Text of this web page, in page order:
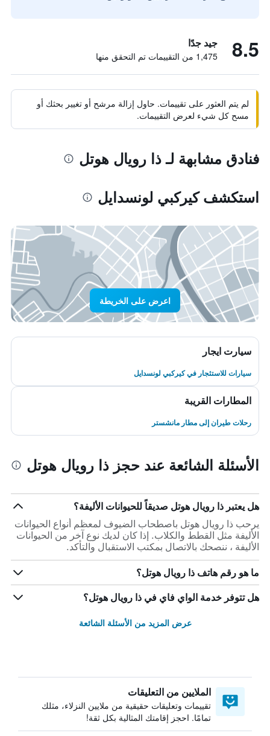
8.5 جيد جدًا
1,475 من التقييمات تم التحقق منها
لم يتم العثور على تقييمات. حاول إزالة مرشح أو تغيير بحثك أو
مسح كل شيء لعرض التقييمات.
فنادق مشابهة لـ ذا رويال هوتل
استكشف كيركبي لونسدايل
اعرض على الخريطة
سيارت ايجار
سيارات للاستئجار في كيركبي لونسدايل
المطارات القريبة
رحلات طيران إلى مطار مانشستر
الأسئلة الشائعة عند حجز ذا رويال هوتل
هل يعتبر ذا رويال هوتل صديقاً للحيوانات الأليفة؟
يرحب ذا رويال هوتل باصطحاب الضيوف لمعظم أنواع الحيوانات
الأليفة مثل القطط والكلاب. إذا كان لديك نوع آخر من الحيوانات
الأليفة ، ننصحك بالاتصال بمكتب الاستقبال والتأكد.
ما هو رقم هاتف ذا رويال هوتل؟
هل تتوفر خدمة الواي فاي في ذا رويال هوتل؟
عرض المزيد من الأسئلة الشائعة
الملايين من التعليقات
تقييمات وتعليقات حقيقية من ملايين النزلاء، مثلك
تمامًا. احجز إقامتك المثالية بكل ثقة!